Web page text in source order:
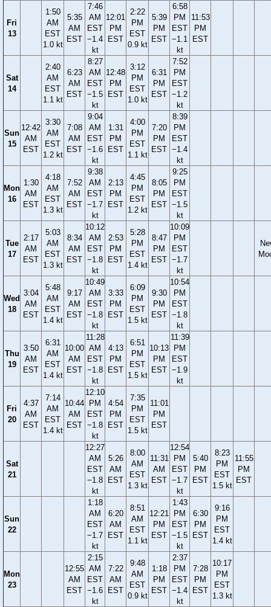
Fri
13
1:50
AM
EST
1.0 kt
5:35
AM
EST
7:46
AM
EST
−1.4
kt
12:01
PM
EST
2:22
PM
EST
0.9 kt
5:39
PM
EST
6:58
PM
EST
−1.1
kt
11:53
PM
EST
Sat
14
2:40
AM
EST
1.1 kt
6:23
AM
EST
8:27
AM
EST
−1.5
kt
12:48
PM
EST
3:12
PM
EST
1.0 kt
6:31
PM
EST
7:52
PM
EST
−1.2
kt
Sun
15
12:42
AM
EST
3:30
AM
EST
1.2 kt
7:08
AM
EST
9:04
AM
EST
−1.6
kt
1:31
PM
EST
4:00
PM
EST
1.1 kt
7:20
PM
EST
8:39
PM
EST
−1.4
kt
Mon
16
1:30
AM
EST
4:18
AM
EST
1.3 kt
7:52
AM
EST
9:38
AM
EST
−1.7
kt
2:13
PM
EST
4:45
PM
EST
1.2 kt
8:05
PM
EST
9:25
PM
EST
−1.5
kt
Tue
17
2:17
AM
EST
5:03
AM
EST
1.3 kt
8:34
AM
EST
10:12
AM
EST
−1.8
kt
2:53
PM
EST
5:28
PM
EST
1.4 kt
8:47
PM
EST
10:09
PM
EST
−1.7
kt
Wed
18
3:04
AM
EST
5:48
AM
EST
1.4 kt
9:17
AM
EST
10:49
AM
EST
−1.8
kt
3:33
PM
EST
6:09
PM
EST
1.5 kt
9:30
PM
EST
10:54
PM
EST
−1.8
kt
Thu
19
3:50
AM
EST
6:31
AM
EST
1.4 kt
10:00
AM
EST
11:28
AM
EST
−1.8
kt
4:13
PM
EST
6:51
PM
EST
1.5 kt
10:13
PM
EST
11:39
PM
EST
−1.9
kt
Fri
20
4:37
AM
EST
7:14
AM
EST
1.4 kt
10:44
AM
EST
12:10
PM
EST
−1.8
kt
4:54
PM
EST
7:35
PM
EST
1.5 kt
11:01
PM
EST
Sat
21
12:27
AM
EST
−1.8
kt
5:26
AM
EST
8:00
AM
EST
1.3 kt
11:31
AM
EST
12:54
PM
EST
−1.7
kt
5:40
PM
EST
8:23
PM
EST
1.5 kt
11:55
PM
EST
Sun
22
1:18
AM
EST
−1.7
kt
6:20
AM
EST
8:51
AM
EST
1.1 kt
12:21
PM
EST
1:43
PM
EST
−1.5
kt
6:30
PM
EST
9:16
PM
EST
1.4 kt
Mon
23
12:55
AM
EST
2:15
AM
EST
−1.6
kt
7:22
AM
EST
9:48
AM
EST
0.9 kt
1:18
PM
EST
2:37
PM
EST
−1.4
kt
7:28
PM
EST
10:17
PM
EST
1.3 kt